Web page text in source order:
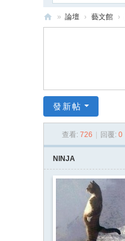
酷
» 論壇 › 藝文館 ›
發新帖
查看: 726 回覆: 0
NINJA